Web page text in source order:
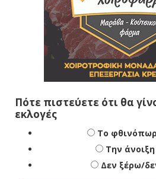
Πότε πιστεύετε ότι θα
εκλογές